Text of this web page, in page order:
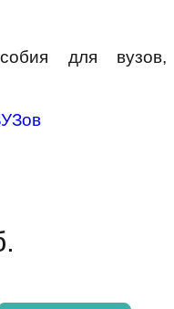
для вузов,